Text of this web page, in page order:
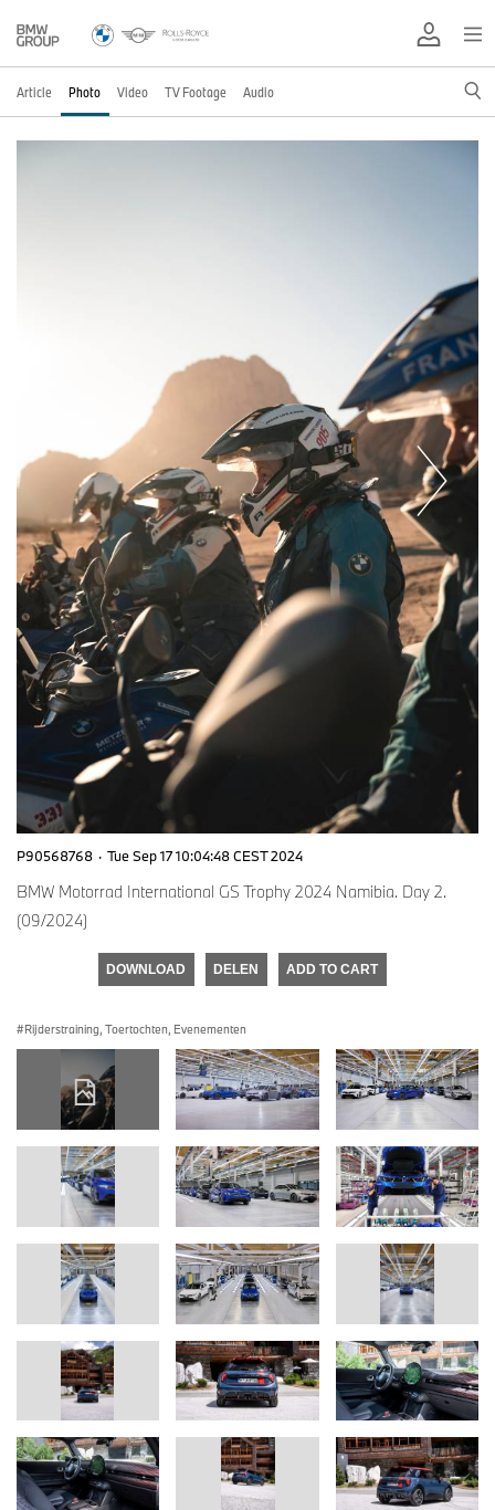
Article Photo Video TV Footage Audio
P90568768 · Tue Sep 17 10:04:48 CEST 2024
BMW Motorrad International GS Trophy 2024 Namibia. Day 2.
(09/2024)
DOWNLOAD DELEN ADD TO CART
Rijderstraining, Toertochten, Evenementen